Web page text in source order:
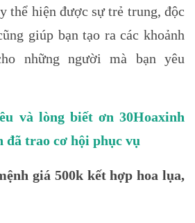
thể hiện được sự trẻ trung, độc
giúp bạn tạo ra các khoảnh
những người mà bạn yêu
và lòng biết ơn 30Hoaxinh
đã trao cơ hội phục vụ
giá 500k kết hợp hoa lụa,